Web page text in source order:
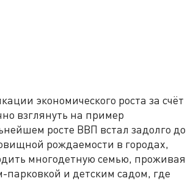
экономического роста за счёт
взглянуть на пример
росте ВВП встал задолго до
рождаемости в городах,
многодетную семью, проживая
парковкой и детским садом, где